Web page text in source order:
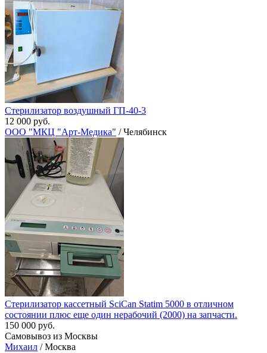
Стерилизатор воздушный ГП-40-3
12 000 руб.
ООО "МКЦ "Арт-Медика" / Челябинск
Стерилизатор кассетный SciCan Statim 5000 в отличном
состоянии плюс еще один нерабочий (2000) на запчасти.
150 000 руб.
Самовывоз из Москвы
Михаил / Москва